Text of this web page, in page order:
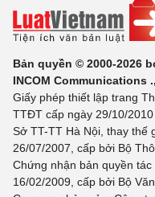
Bản quyền © 2000-2026
INCOM Communications
Giấy phép thiết lập trang
TTĐT cấp ngày 29/10/
Sở TT-TT Hà Nội, thay thế
26/07/2007, cấp bởi Bộ
Chứng nhận bản quyền
16/02/2009, cấp bởi Bộ